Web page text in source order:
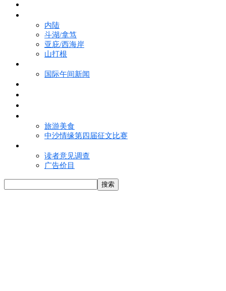
内陆
斗湖/拿笃
亚庇/西海岸
山打根
国际午间新闻
旅游美食
中沙情缘第四届征文比赛
读者意见调查
广告价目